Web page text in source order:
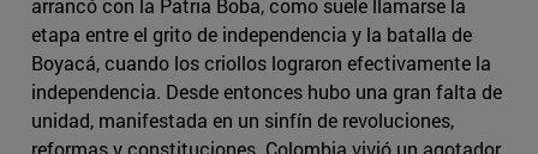
arrancó con la Patria Boba, como suele llamarse la
etapa entre el grito de independencia y la batalla de
Boyacá, cuando los criollos lograron efectivamente la
independencia. Desde entonces hubo una gran falta de
unidad, manifestada en un sinfín de revoluciones,
reformas y constituciones. Colombia vivió un agotador,